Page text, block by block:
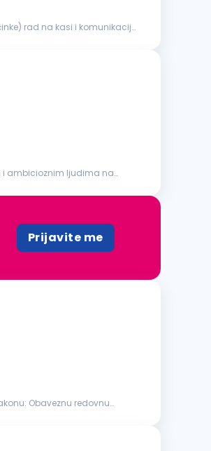
i ambicioznim ljudima na
Prijavite me